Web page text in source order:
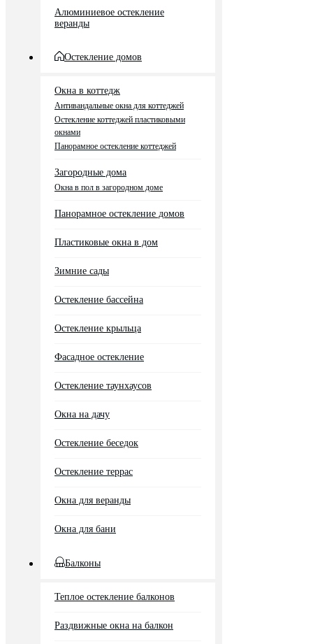
Алюминиевое остекление
веранды
Остекление домов
Окна в коттедж
Антивандальные окна для коттеджей
Остекление коттеджей пластиковыми
окнами
Панорамное остекление коттеджей
Загородные дома
Окна в пол в загородном доме
Панорамное остекление домов
Пластиковые окна в дом
Зимние сады
Остекление бассейна
Остекление крыльца
Фасадное остекление
Остекление таунхаусов
Окна на дачу
Остекление беседок
Остекление террас
Окна для веранды
Окна для бани
Балконы
Теплое остекление балконов
Раздвижные окна на балкон